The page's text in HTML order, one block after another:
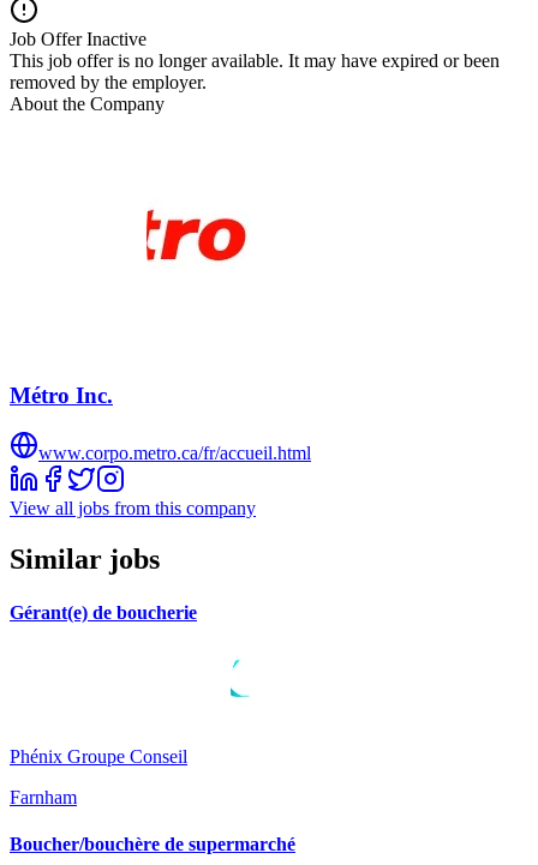
Job Offer Inactive
This job offer is no longer available. It may have expired or been
removed by the employer.
About the Company
Métro Inc.
www.corpo.metro.ca/fr/accueil.html
View all jobs from this company
Similar jobs
Gérant(e) de boucherie
Phénix Groupe Conseil
Farnham
Boucher/bouchère de supermarché